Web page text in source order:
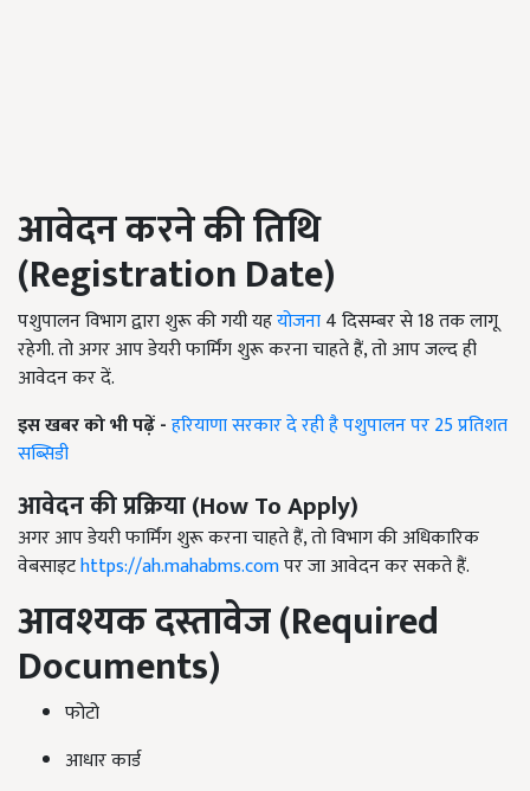
आवेदन करने की तिथि
(Registration Date)
पशुपालन विभाग द्वारा शुरू की गयी यहयोजना4 दिसम्बर से 18 तक लागू
रहेगी. तो अगर आप डेयरी फार्मिंग शुरू करना चाहते हैं, तो आप जल्द ही
आवेदन कर दें.
इस खबर को भी पढ़ें -हरियाणा सरकार दे रही है पशुपालन पर 25 प्रतिशत
सब्सिडी
आवेदन की प्रक्रिया(How To Apply)
अगर आप डेयरी फार्मिंग शुरू करना चाहते हैं, तो विभाग की अधिकारिक
वेबसाइटhttps://ah.mahabms.comपर जा आवेदन कर सकते हैं.
आवश्यक दस्तावेज(Required
Documents)
फोटो
आधार कार्ड